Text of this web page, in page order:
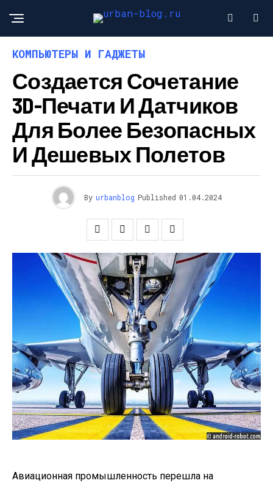
КОМПЬЮТЕРЫ И ГАДЖЕТЫ
Создается Сочетание
3D-Печати И Датчиков
Для Более Безопасных
И Дешевых Полетов
By urbanblog Published 01.04.2024
Авиационная промышленность перешла на